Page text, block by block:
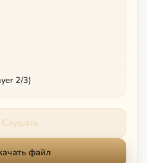
2/3)
Слушать
файл